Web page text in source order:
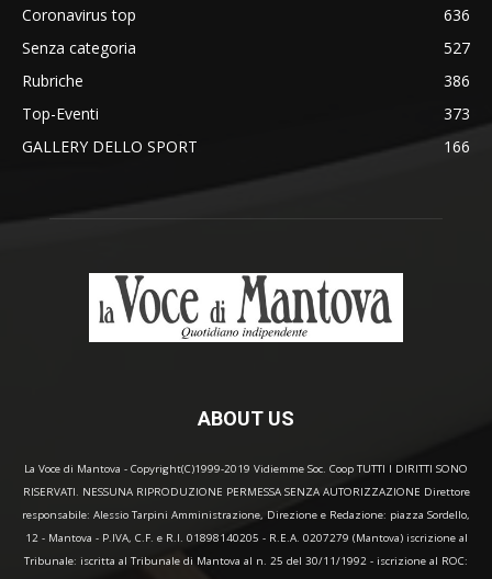
Coronavirus top
636
Senza categoria
527
Rubriche
386
Top-Eventi
373
GALLERY DELLO SPORT
166
ABOUT US
La Voce di Mantova - Copyright(C)1999-2019 Vidiemme Soc. Coop TUTTI I DIRITTI SONO
RISERVATI. NESSUNA RIPRODUZIONE PERMESSA SENZA AUTORIZZAZIONE Direttore
responsabile: Alessio Tarpini Amministrazione, Direzione e Redazione: piazza Sordello,
12 - Mantova - P.IVA, C.F. e R.I. 01898140205 - R.E.A. 0207279 (Mantova) iscrizione al
Tribunale: iscritta al Tribunale di Mantova al n. 25 del 30/11/1992 - iscrizione al ROC: